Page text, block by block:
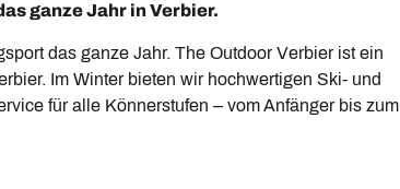
ganze Jahr in Verbier.
das ganze Jahr. The Outdoor Verbier ist ein
Im Winter bieten wir hochwertigen Ski- und
für alle Könnerstufen – vom Anfänger bis zum